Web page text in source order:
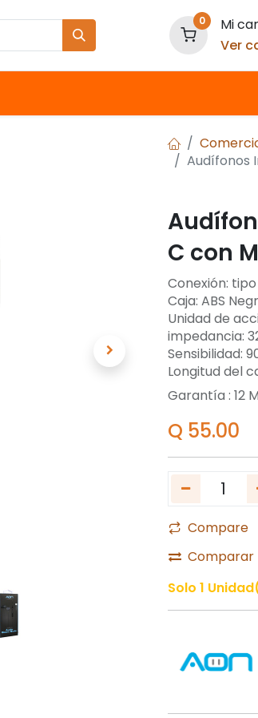
0
Mi
Ver
Audífonos
C con
Conexión: tipo
Caja: ABS
Unidad de
impedancia:
Sensibilidad:
Longitud del
Garantía : 12
Q 55.00
Compare
Comparar
Solo 1